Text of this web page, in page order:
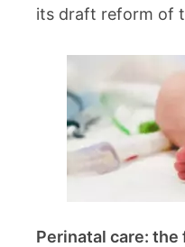
its draft reform of
Perinatal care: